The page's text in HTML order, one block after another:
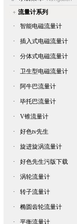
流量计系列
·
智能电磁流量计
· 插入式电磁流量计
· 分体式电磁流量计
· 卫生型电磁流量计
· 阿牛巴流量计
· 毕托巴流量计
· V锥流量计
· 好色tv先生
· 旋进旋涡流量计
· 好色先生污版下载
· 涡轮流量计
· 转子流量计
· 椭圆齿轮流量计
· 平衡流量计